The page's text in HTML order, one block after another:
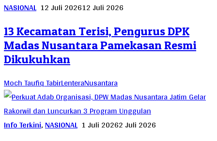
NASIONAL 12 Juli 202612 Juli 2026
13 Kecamatan Terisi, Pengurus DPK
Madas Nusantara Pamekasan Resmi
Dikukuhkan
Moch Taufiq TabirLenteraNusantara
Info Terkini,NASIONAL 1 Juli 20262 Juli 2026